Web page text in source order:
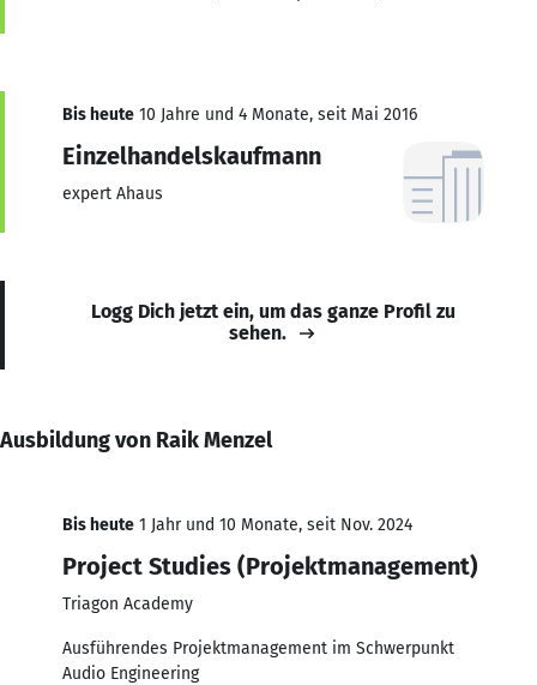
Bis heute 10 Jahre und 4 Monate, seit Mai 2016
Einzelhandelskaufmann
expert Ahaus
Logg Dich jetzt ein, um das ganze Profil zu
sehen.
Ausbildung von Raik Menzel
Bis heute 1 Jahr und 10 Monate, seit Nov. 2024
Project Studies (Projektmanagement)
Triagon Academy
Ausführendes Projektmanagement im Schwerpunkt
Audio Engineering